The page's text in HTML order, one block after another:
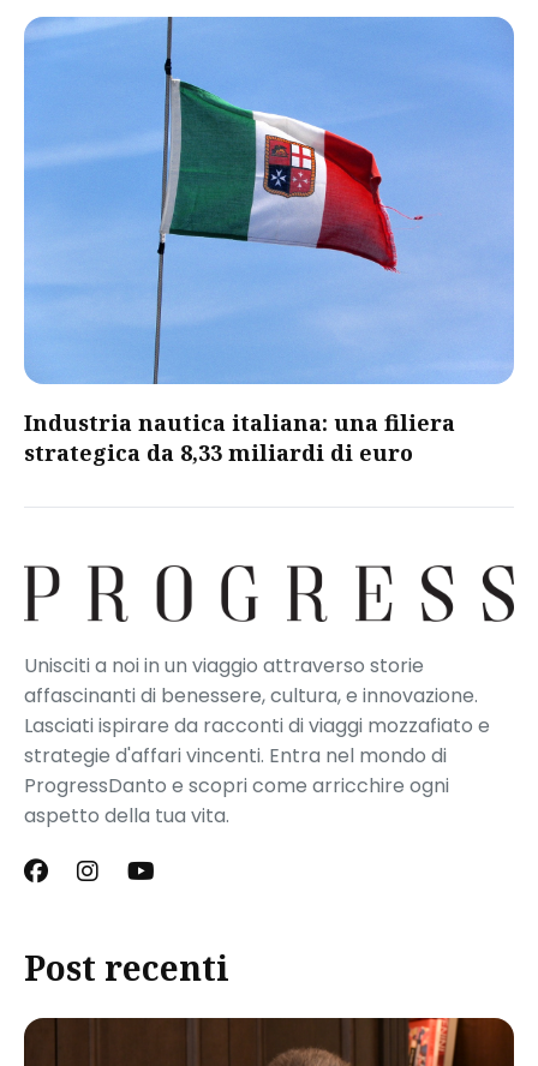
​Industria nautica italiana: una filiera
strategica da 8,33 miliardi di euro​
Unisciti a noi in un viaggio attraverso storie
affascinanti di benessere, cultura, e innovazione.
Lasciati ispirare da racconti di viaggi mozzafiato e
strategie d'affari vincenti. Entra nel mondo di
ProgressDanto e scopri come arricchire ogni
aspetto della tua vita.
Post recenti